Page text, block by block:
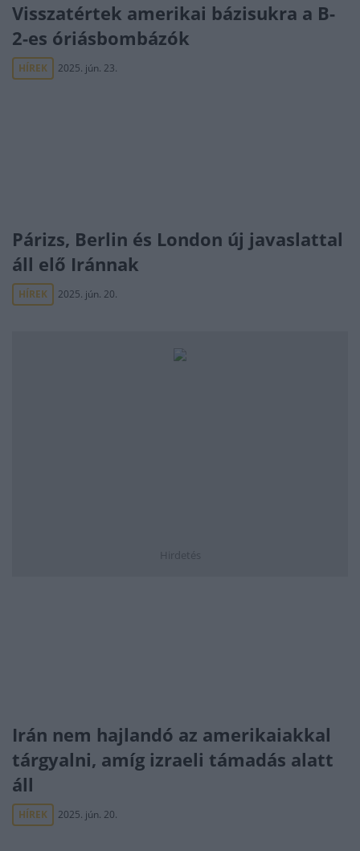
Visszatértek amerikai bázisukra a B-
2-es óriásbombázók
HÍREK 2025. jún. 23.
Párizs, Berlin és London új javaslattal
áll elő Iránnak
HÍREK 2025. jún. 20.
Hirdetés
Irán nem hajlandó az amerikaiakkal
tárgyalni, amíg izraeli támadás alatt
áll
HÍREK 2025. jún. 20.